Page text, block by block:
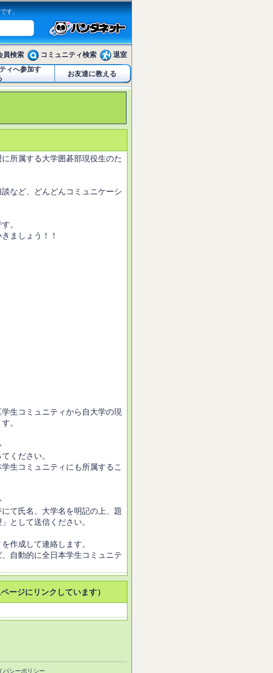
す。
員検索 コミュニティ検索
退室
ィへ参加す
お友達に教える
所属する大学囲碁部現役生のた
など、どんどんコミュニケーシ
。
ましょう！！
生コミュニティから自大学の現
。
ください。
生コミュニティにも所属するこ
て氏名、大学名を明記の上、題
として送信ください。
作成して連絡します。
自動的に全日本学生コミュニテ
ージにリンクしています）
バシーポリシー